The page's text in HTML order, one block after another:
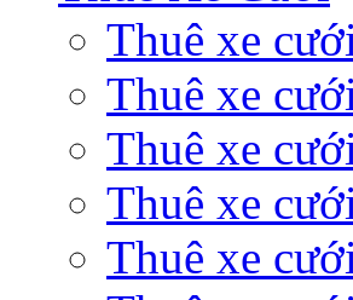
Thuê xe
Thuê xe
Thuê xe
Thuê xe
Thuê xe